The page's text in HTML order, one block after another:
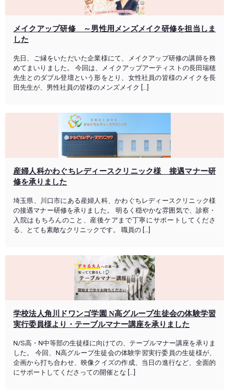
メイクアップ研修 ～男性用メンズメイク研修を担当しま
した
先日、ご縁をいただいた企業様にて、メイクアップ研修の講師を務
めてまいりました。 今回は、メイクアップアーティストの長田瑞穂
先生とのダブル登壇という形をとり、女性社員の皆様のメイクを長
田先生が、男性社員の皆様のメンズメイク […]
産婦人科かわぐちレディースクリニック様 接遇マナー研
修を承りました
埼玉県、川口市にある産婦人科、かわぐちレディースクリニック様
の接遇マナー研修を承りました。 明るく穏やかな雰囲気で、診察・
入院はもちろんのこと、産後ケアまで丁寧にサポートしてくださ
る、とても素敵なクリニックです。 職員の […]
学校法人角川ドワンゴ学園 N高グループ生徒会の体験学習
実行委員様より・テーブルマナー講座を承りました
N/S高・N中等部の生徒様に向けての、テーブルマナー講座を承りま
した。 今回、N高グループ生徒会の体験学習実行委員の生徒様が、
企画から打ち合わせ、映像クイズの作成、当日の進行など、全面的
にサポートしてくださっての開催とな […]